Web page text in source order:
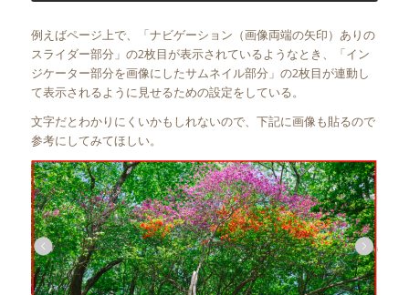
例えばページ上で、「ナビゲーション（画像両端の矢印）ありの
スライダー部分」の2枚目が表示されているようなとき、「イン
ジケーター部分を画像にしたサムネイル部分」の2枚目が連動し
て表示されるように見せるための設定をしている。
文字だとわかりにくいかもしれないので、下記に画像も貼るので
参考にしてみてほしい。